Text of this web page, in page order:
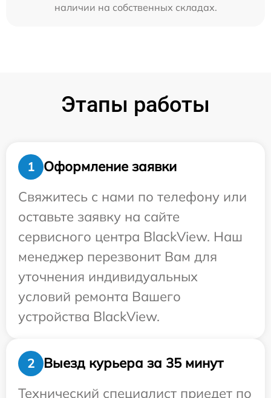
наличии на собственных складах.
Этапы работы
1
Оформление заявки
Свяжитесь с нами по телефону или
оставьте заявку на сайте
сервисного центра BlackView. Наш
менеджер перезвонит Вам для
уточнения индивидуальных
условий ремонта Вашего
устройства BlackView.
2
Выезд курьера за 35 минут
Технический специалист приедет по